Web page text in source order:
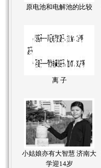
原电池和电解池的比较
离 子
小姑娘亦有大智慧 济南大
学迎14岁